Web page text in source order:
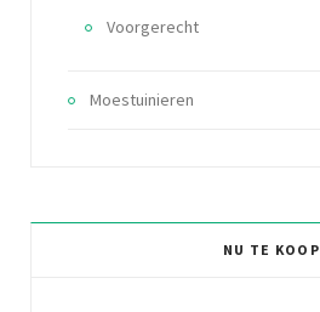
Voorgerecht
Moestuinieren
NU TE KOOP